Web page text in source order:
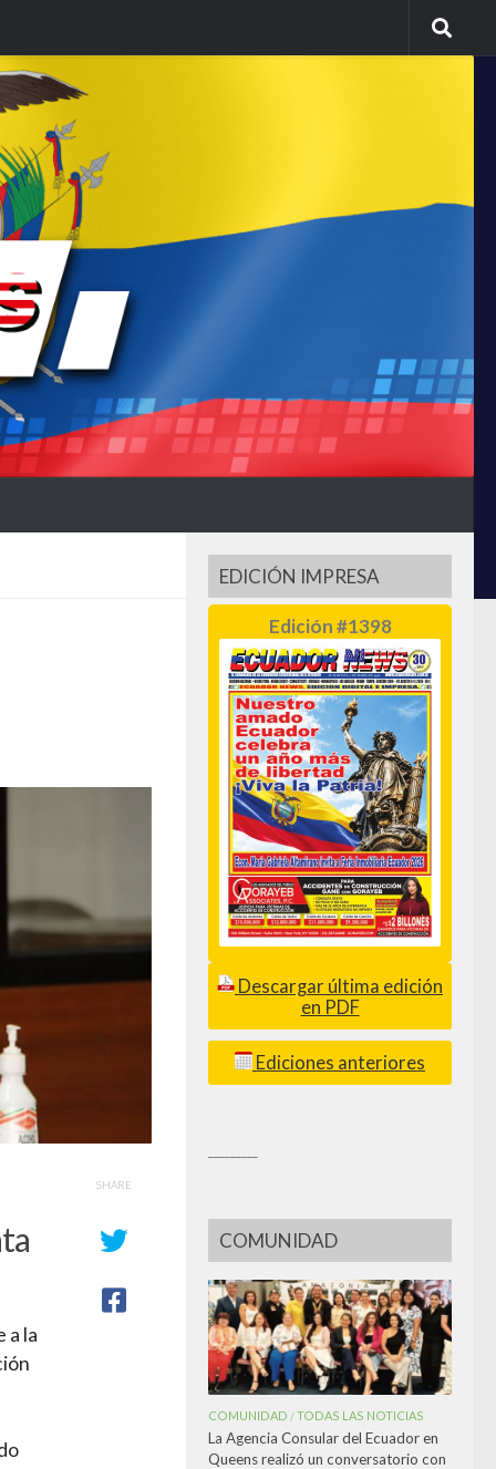
a la
SHARE
EDICIÓN IMPRESA
Edición #1398
Descargar última edición
en PDF
Ediciones anteriores
COMUNIDAD
COMUNIDAD /TODAS LAS NOTICIAS
La Agencia Consular del Ecuador en
Queens realizó un conversatorio con